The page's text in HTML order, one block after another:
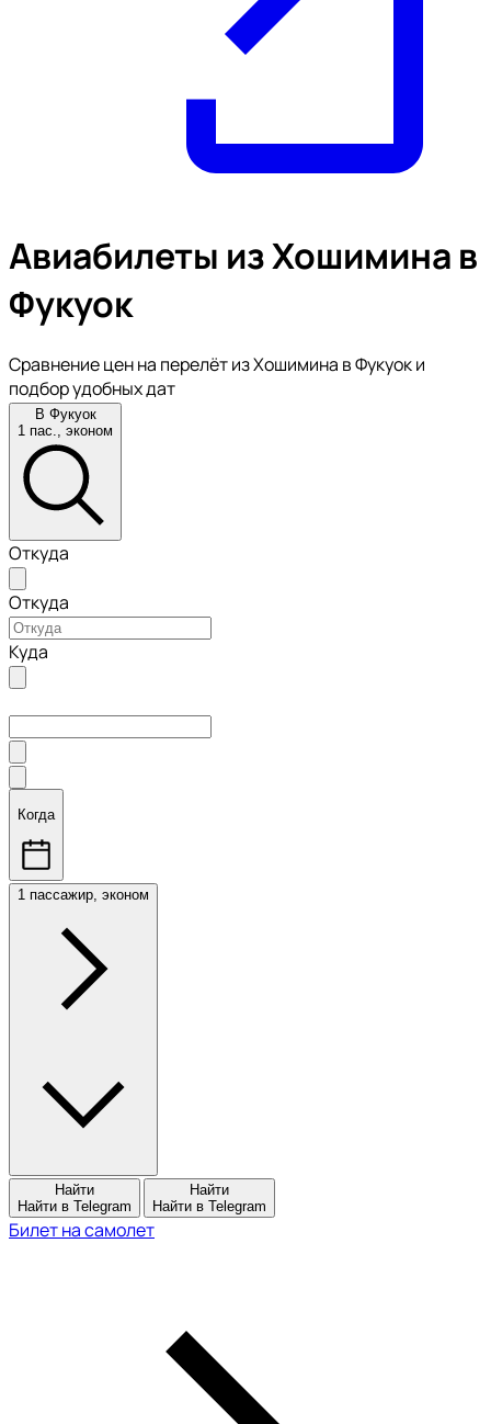
Авиабилеты из Хошимина в
Фукуок
Сравнение цен на перелёт из Хошимина в Фукуок и
подбор удобных дат
В Фукуок
1 пас., эконом
Откуда
Откуда
Куда
Когда
1 пассажир, эконом
Найти
Найти в Telegram
Найти
Найти в Telegram
Билет на самолет